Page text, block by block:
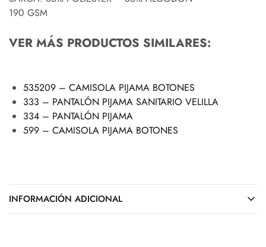
190 GSM
VER MÁS PRODUCTOS SIMILARES:
535209 – CAMISOLA PIJAMA BOTONES
333 – PANTALÓN PIJAMA SANITARIO VELILLA
334 – PANTALÓN PIJAMA
599 – CAMISOLA PIJAMA BOTONES
INFORMACIÓN ADICIONAL